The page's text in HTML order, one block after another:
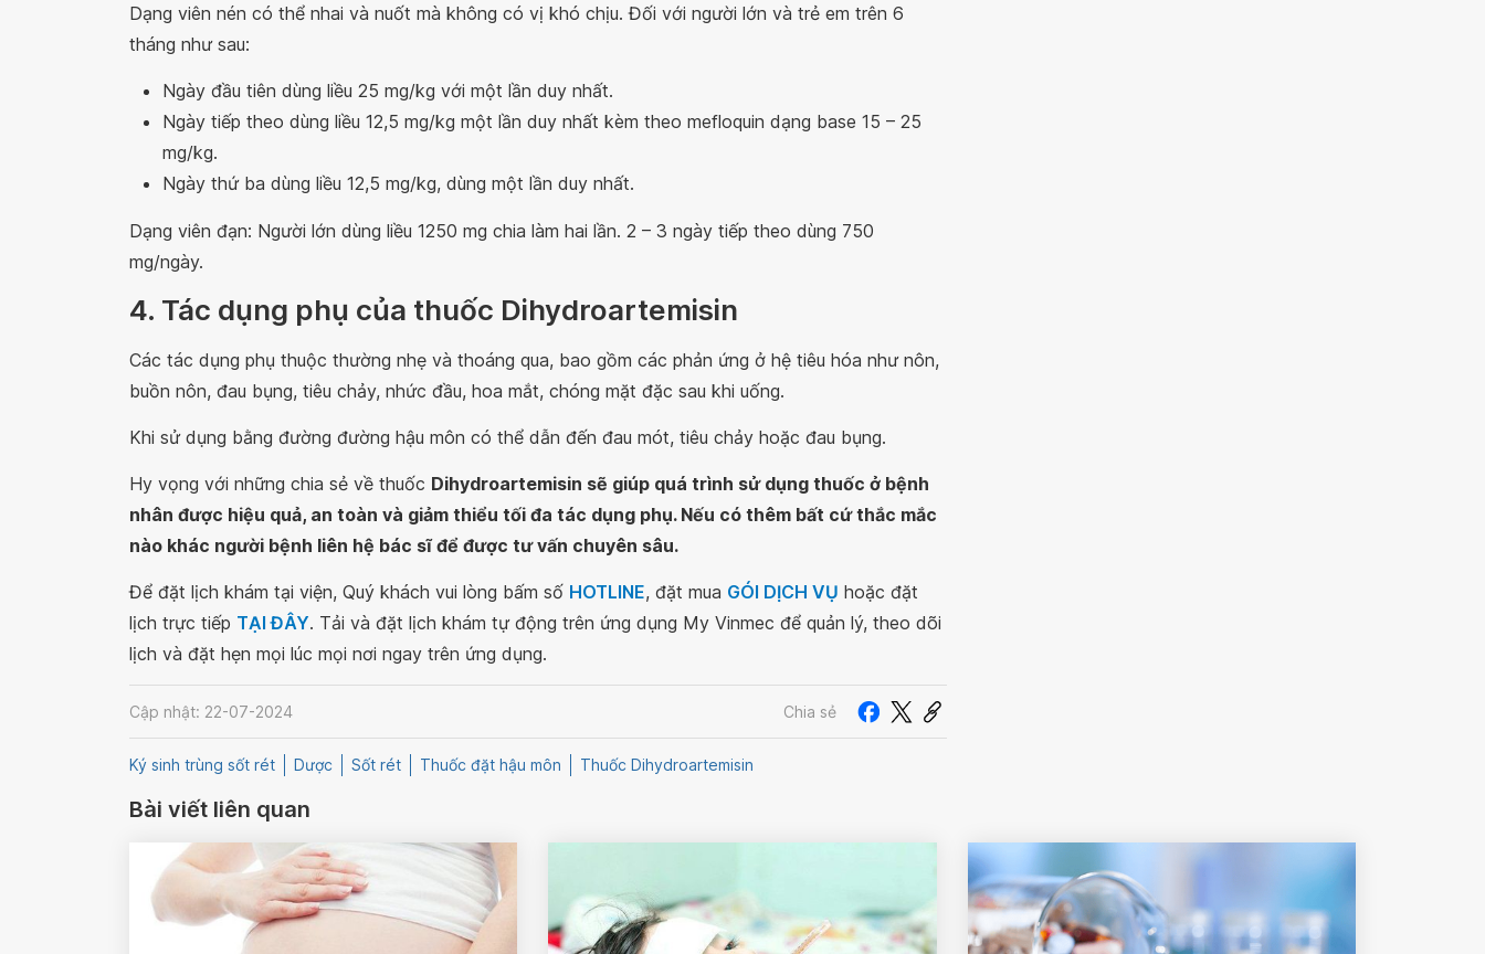
Dạng viên nén có thể nhai và nuốt mà không có vị khó chịu. Đối với người lớn và trẻ em trên 6
tháng như sau:
Ngày đầu tiên dùng liều 25 mg/kg với một lần duy nhất.
Ngày tiếp theo dùng liều 12,5 mg/kg một lần duy nhất kèm theo mefloquin dạng base 15 – 25
mg/kg.
Ngày thứ ba dùng liều 12,5 mg/kg, dùng một lần duy nhất.
Dạng viên đạn: Người lớn dùng liều 1250 mg chia làm hai lần. 2 – 3 ngày tiếp theo dùng 750
mg/ngày.
4. Tác dụng phụ của thuốc Dihydroartemisin
Các tác dụng phụ thuộc thường nhẹ và thoáng qua, bao gồm các phản ứng ở hệ tiêu hóa như nôn,
buồn nôn, đau bụng, tiêu chảy, nhức đầu, hoa mắt, chóng mặt đặc sau khi uống.
Khi sử dụng bằng đường đường hậu môn có thể dẫn đến đau mót, tiêu chảy hoặc đau bụng.
Hy vọng với những chia sẻ về thuốc Dihydroartemisin sẽ giúp quá trình sử dụng thuốc ở bệnh
nhân được hiệu quả, an toàn và giảm thiểu tối đa tác dụng phụ. Nếu có thêm bất cứ thắc mắc
nào khác người bệnh liên hệ bác sĩ để được tư vấn chuyên sâu.
Để đặt lịch khám tại viện, Quý khách vui lòng bấm số HOTLINE, đặt mua GÓI DỊCH VỤ hoặc đặt
lịch trực tiếp TẠI ĐÂY. Tải và đặt lịch khám tự động trên ứng dụng My Vinmec để quản lý, theo dõi
lịch và đặt hẹn mọi lúc mọi nơi ngay trên ứng dụng.
Cập nhật: 22-07-2024 Chia sẻ
Ký sinh trùng sốt rét Dược Sốt rét Thuốc đặt hậu môn Thuốc Dihydroartemisin
Bài viết liên quan